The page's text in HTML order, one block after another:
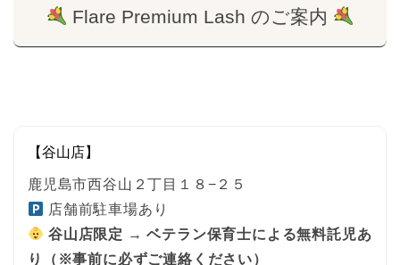
Flare Premium Lash のご案内
【谷山店】
鹿児島市西谷山２丁目１８−２５
店舗前駐車場あり
谷山店限定 → ベテラン保育士による無料託児あ
り（※事前に必ずご連絡ください）